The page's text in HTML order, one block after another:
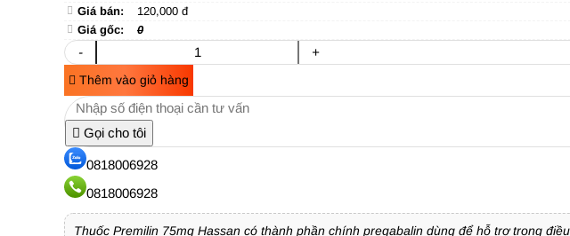
Giá bán:
120,000 đ
Giá gốc:
0
- +
Thêm vào giỏ hàng
Gọi cho tôi
0818006928
0818006928
Thuốc Premilin 75mg Hassan có thành phần chính pregabalin dùng để hỗ trợ trong